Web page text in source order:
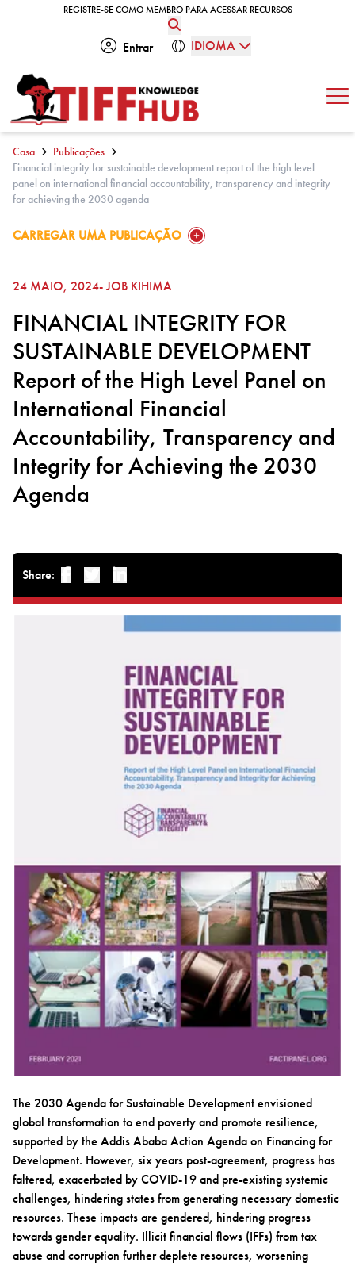
Skip to contentREGISTRE-SE COMO MEMBRO PARA ACESSAR RECURSOS
REGISTRE-SE COMO MEMBRO PARA ACESSAR RECURSOS
Entrar IDIOMA
Casa
Publicações
Financial integrity for sustainable development report of the high level
panel on international financial accountability, transparency and integrity
for achieving the 2030 agenda
CARREGAR UMA PUBLICAÇÃO
GO TO:
24 MAIO, 2024- JOB KIHIMA
FINANCIAL INTEGRITY FOR
SUSTAINABLE DEVELOPMENT
Report of the High Level Panel on
International Financial
Accountability, Transparency and
Integrity for Achieving the 2030
Agenda
Share:
The 2030 Agenda for Sustainable Development envisioned
global transformation to end poverty and promote resilience,
supported by the Addis Ababa Action Agenda on Financing for
Development. However, six years post-agreement, progress has
faltered, exacerbated by COVID-19 and pre-existing systemic
challenges, hindering states from generating necessary domestic
resources. These impacts are gendered, hindering progress
towards gender equality. Illicit financial flows (IFFs) from tax
abuse and corruption further deplete resources, worsening